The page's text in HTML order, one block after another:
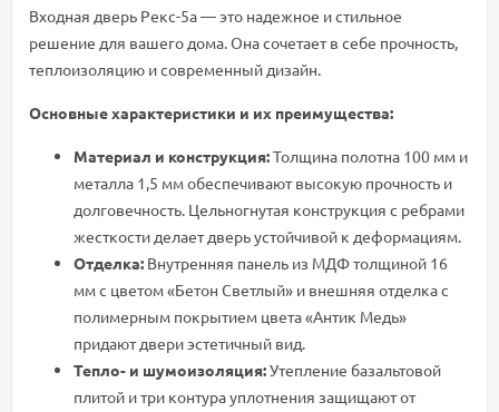
Входная дверь Рекс-5а — это надежное и стильное
решение для вашего дома. Она сочетает в себе прочность,
теплоизоляцию и современный дизайн.
Основные характеристики и их преимущества:
Материал и конструкция:Толщина полотна 100 мм и
металла 1,5 мм обеспечивают высокую прочность и
долговечность. Цельногнутая конструкция с ребрами
жесткости делает дверь устойчивой к деформациям.
Отделка: Внутренняя панель из МДФ толщиной 16
мм с цветом «Бетон Светлый» и внешняя отделка с
полимерным покрытием цвета «Антик Медь»
придают двери эстетичный вид.
Тепло- и шумоизоляция:Утепление базальтовой
плитой и три контура уплотнения защищают от